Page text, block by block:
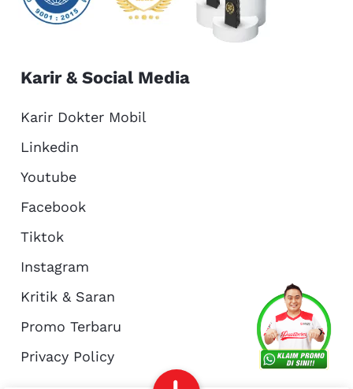
About Us
Reservasi Article
Karir & Social Media
Karir Dokter Mobil
Linkedin
Youtube
Facebook
Tiktok
Instagram
Kritik & Saran
Promo Terbaru
Privacy Policy